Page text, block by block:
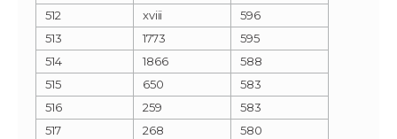
512
xviii
596
513
1773
595
514
1866
588
515
650
583
516
259
583
517
268
580